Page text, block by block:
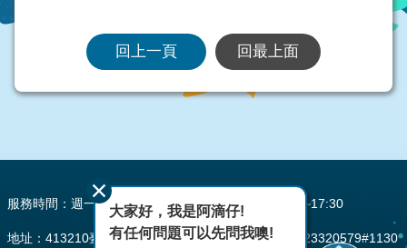
回上一頁 回最上面
服務時間：週一至週五 AM08:00~12:00 PM13:30~17:30
地址：413210臺中市霧峰區峰堤路195號 電話：(04)23320579#1130
大家好，我是阿滴仔!
有任何問題可以先問我噢!